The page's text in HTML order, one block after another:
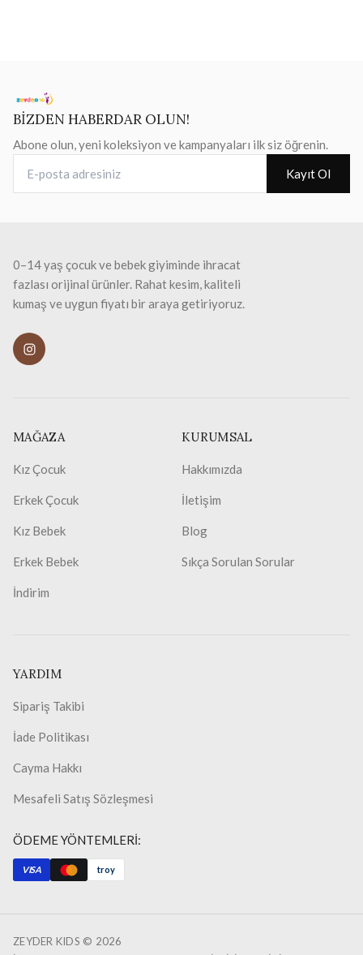
BİZDEN HABERDAR OLUN!
Abone olun, yeni koleksiyon ve kampanyaları ilk siz öğrenin.
Kayıt Ol
0–14 yaş çocuk ve bebek giyiminde ihracat
fazlası orijinal ürünler. Rahat kesim, kaliteli
kumaş ve uygun fiyatı bir araya getiriyoruz.
MAĞAZA
Kız Çocuk
Erkek Çocuk
Kız Bebek
Erkek Bebek
İndirim
KURUMSAL
Hakkımızda
İletişim
Blog
Sıkça Sorulan Sorular
YARDIM
Sipariş Takibi
İade Politikası
Cayma Hakkı
Mesafeli Satış Sözleşmesi
ÖDEME YÖNTEMLERİ:
VISA troy
ZEYDER KIDS © 2026